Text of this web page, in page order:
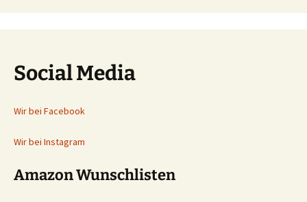
Social Media
Wir bei Facebook
Wir bei Instagram
Amazon Wunschlisten